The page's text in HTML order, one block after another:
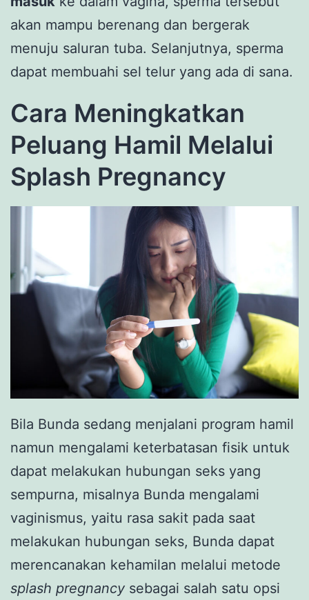
akan mampu berenang dan bergerak
menuju saluran tuba. Selanjutnya, sperma
dapat membuahi sel telur yang ada di sana.
Cara Meningkatkan
Peluang Hamil Melalui
Splash Pregnancy
Bila Bunda sedang menjalani program hamil
namun mengalami keterbatasan fisik untuk
dapat melakukan hubungan seks yang
sempurna, misalnya Bunda mengalami
vaginismus, yaitu rasa sakit pada saat
melakukan hubungan seks, Bunda dapat
merencanakan kehamilan melalui metode
splash pregnancy sebagai salah satu opsi